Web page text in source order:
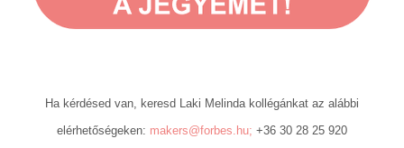
Ha kérdésed van, keresd Laki Melinda kollégánkat az alábbi
elérhetőségeken: makers@forbes.hu; +36 30 28 25 920